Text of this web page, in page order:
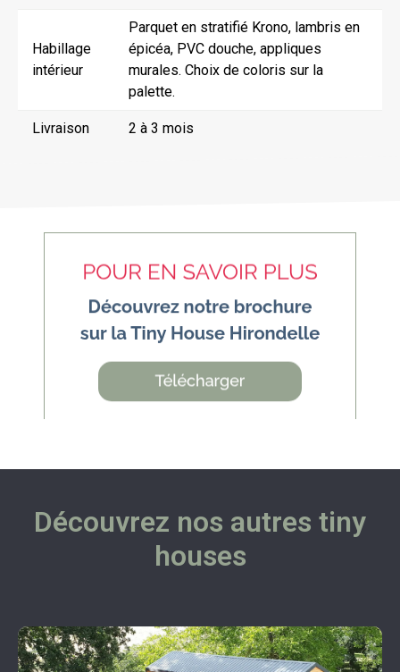
Habillage
intérieur
Parquet en stratifié Krono, lambris en
épicéa, PVC douche, appliques
murales. Choix de coloris sur la
palette.
Livraison 2 à 3 mois
Découvrez nos autres tiny
houses